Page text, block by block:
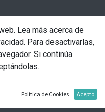
Lea más acerca de
. Para desactivarlas,
Si continúa
Política de Cookies Acepto